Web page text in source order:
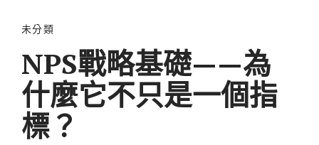
未分類
NPS戰略基礎——為
什麼它不只是一個指
標？